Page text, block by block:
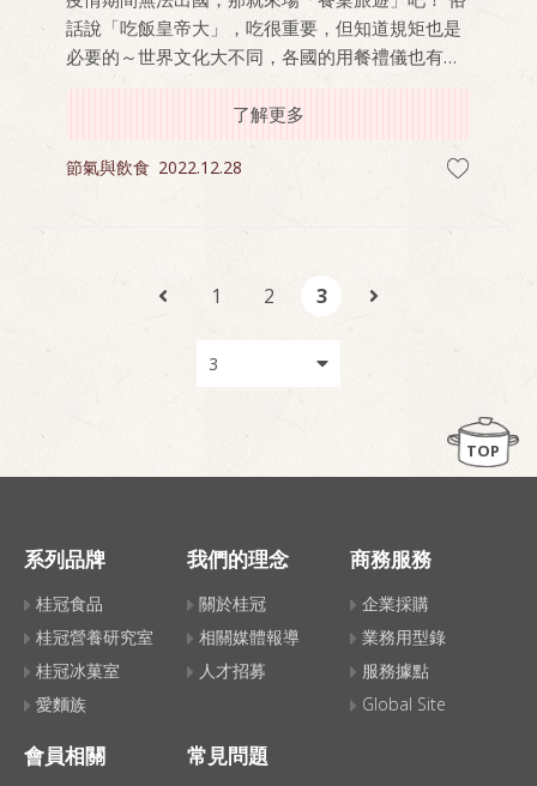
話說「吃飯皇帝大」，吃很重要，但知道規矩也是
必要的～世界文化大不同，各國的用餐禮儀也有些
差異，在他國違反了可是很失禮的呀～ 在下次出國
前先來熟悉一下吧，立即看看這些國家有哪些飲食
禁忌！
了解更多
節氣與飲食 2022.12.28
1 2 3
TOP
系列品牌
桂冠食品
桂冠營養研究室
桂冠冰菓室
愛麵族
我們的理念
關於桂冠
相關媒體報導
人才招募
商務服務
企業採購
業務用型錄
服務據點
Global Site
會員相關 常見問題